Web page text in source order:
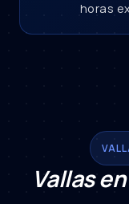
horas
Vallas en